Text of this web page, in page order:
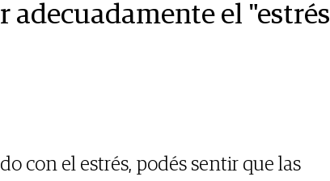
adecuadamente el "estrés
con el estrés, podés sentir que las